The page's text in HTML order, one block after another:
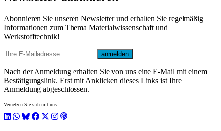
Abonnieren Sie unseren Newsletter und erhalten Sie regelmäßig
Informationen zum Thema Materialwissenschaft und
Werkstofftechnik!
E-mail
anmelden
Nach der Anmeldung erhalten Sie von uns eine E-Mail mit einem
Bestätigungslink. Erst mit Anklicken dieses Links ist Ihre
Anmeldung abgeschlossen.
Vernetzen Sie sich mit uns
LinkedIn
WhatsApp
BlueSky
Facebook
X / Twitter
Instagram
Podcast